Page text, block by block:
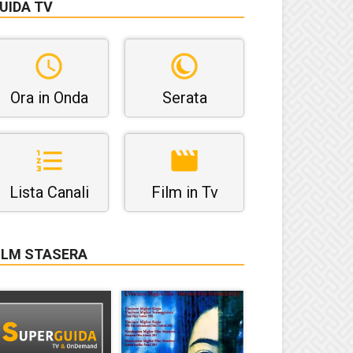
TV
Ora in Onda Serata
Lista Canali Film in Tv
STASERA